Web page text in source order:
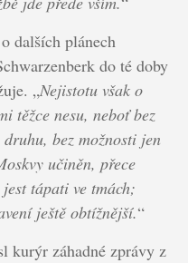
dalších plánech
do té doby
„Nejistotu však o
těžce nesu, neboť bez
bez možnosti jen
učiněn, přece
tápati ve tmách;
ještě obtížnější.“
kurýr záhadné zprávy z